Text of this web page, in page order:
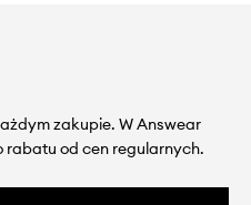
zakupie. W Answear
rabatu od cen regularnych.